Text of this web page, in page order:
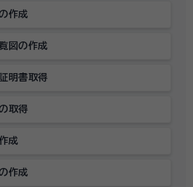
作成
図の作成
明書取得
取得
成
作成